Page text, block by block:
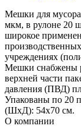
Мешки для
мкм, в рулоне 20
широкое
учреждениях
Мешки снабжены
верхней части
давления (ПВД)
Упакованы по 20
(ШхД): 54х70 см.
О компании